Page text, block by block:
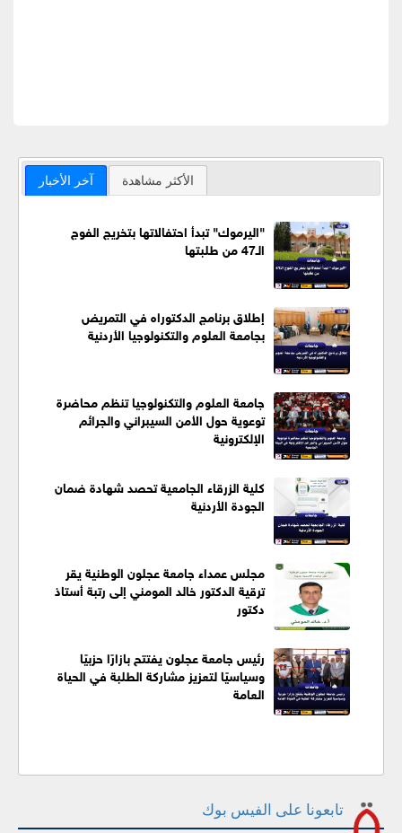
آخر الأخبار الأكثر مشاهدة
"اليرموك" تبدأ احتفالاتها بتخريج الفوج
الـ47 من طلبتها
إطلاق برنامج الدكتوراه في التمريض
بجامعة العلوم والتكنولوجيا الأردنية
جامعة العلوم والتكنولوجيا تنظم محاضرة
توعوية حول الأمن السيبراني والجرائم
الإلكترونية
كلية الزرقاء الجامعية تحصد شهادة ضمان
الجودة الأردنية
مجلس عمداء جامعة عجلون الوطنية يقر
ترقية الدكتور خالد المومني إلى رتبة أستاذ
دكتور
رئيس جامعة عجلون يفتتح بازارًا حزبيًا
وسياسيًا لتعزيز مشاركة الطلبة في الحياة
العامة
تابعونا على الفيس بوك